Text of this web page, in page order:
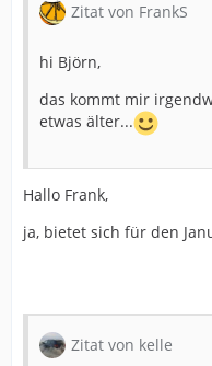
Zitat von FrankS
hi Björn,
das kommt mir
etwas älter...
Hallo Frank,
ja, bietet sich für den
Zitat von kelle